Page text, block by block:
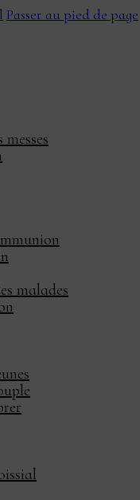
Passer au pied de page
malades